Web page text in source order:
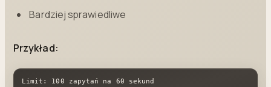
Bardziej sprawiedliwe
Przykład:
Limit: 100 zapytań na 60 sekund